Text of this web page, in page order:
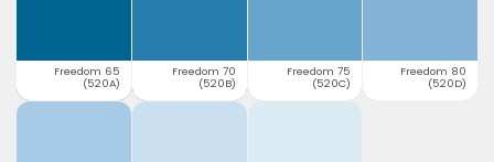
Freedom 65
(520A)
Freedom 70
(520B)
Freedom 75
(520C)
Freedom 80
(520D)